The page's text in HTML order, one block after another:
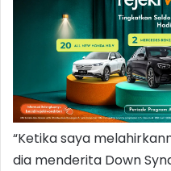
“Ketika saya
dia menderita Down